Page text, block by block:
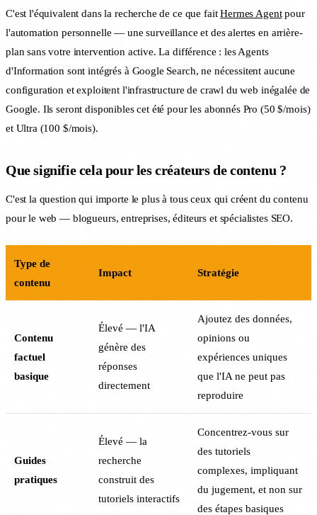
C'est l'équivalent dans la recherche de ce que faitHermes Agentpour
l'automation personnelle — une surveillance et des alertes en arrière-
plan sans votre intervention active. La différence : les Agents
d'Information sont intégrés à Google Search, ne nécessitent aucune
configuration et exploitent l'infrastructure de crawl du web inégalée de
Google. Ils seront disponibles cet été pour les abonnés Pro (50 $/mois)
et Ultra (100 $/mois).
Que signifie cela pour les créateurs de contenu ?
C'est la question qui importe le plus à tous ceux qui créent du contenu
pour le web — blogueurs, entreprises, éditeurs et spécialistes SEO.
Type de
contenu
Impact Stratégie
Contenu
factuel
basique
Élevé — l'IA
génère des
réponses
directement
Ajoutez des données,
opinions ou
expériences uniques
que l'IA ne peut pas
reproduire
Guides
pratiques
Élevé — la
recherche
construit des
tutoriels interactifs
Concentrez-vous sur
des tutoriels
complexes, impliquant
du jugement, et non sur
des étapes basiques